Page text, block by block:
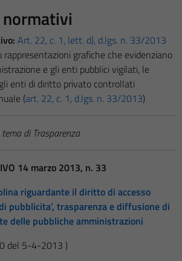
Art. 22, c. 1, lett. d), d.lgs. n. 33/2013
rappresentazioni grafiche che evidenziano
e gli enti pubblici vigilati, le
enti di diritto privato controllati
(art. 22, c. 1, d.lgs. n. 33/2013)
di Trasparenza
14 marzo 2013, n. 33
riguardante il diritto di accesso
pubblicita’, trasparenza e diffusione di
delle pubbliche amministrazioni
del 5-4-2013 )